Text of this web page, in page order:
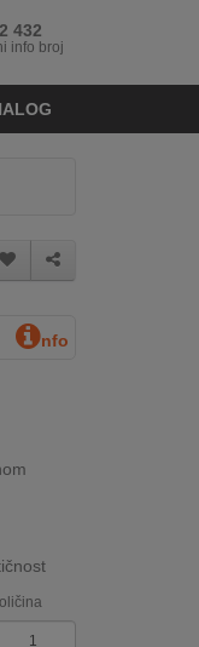
432
info broj
nfo